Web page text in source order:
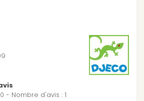
- Nombre d'avis : 1